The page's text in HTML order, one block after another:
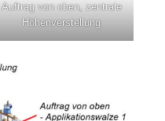
Auftrag von oben, zentrale
Höhenverstellung